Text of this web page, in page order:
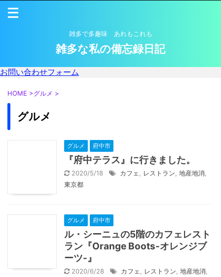
雑多で多趣味 あれもこれも
雑多な私の備忘録日記
お問い合わせフォーム
HOME >グルメ >
グルメ
グルメ 府中市
『府中テラス』に行きました。
2020/5/18 カフェ レストラン 地産地消
東京都
グルメ 府中市
ル・シーニュの5階のカフェレスト
ラン『Orange Boots-オレンジブ
ーツ-』
2020/6/28 カフェ レストラン 地産地消